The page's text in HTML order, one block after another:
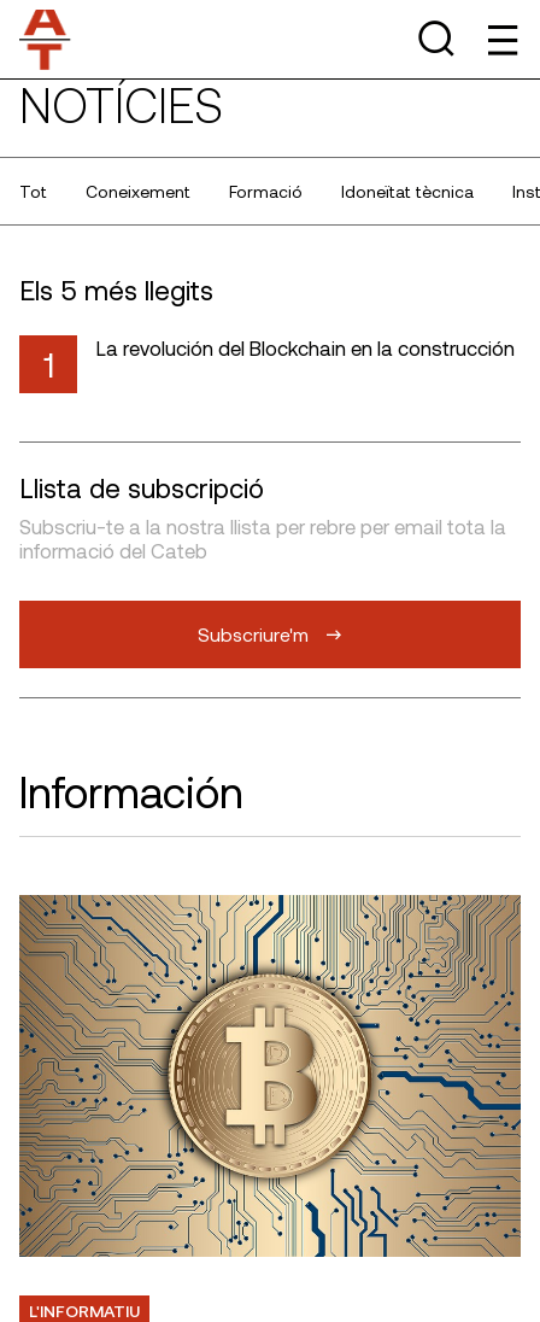
NOTÍCIES
Tot Coneixement Formació Idoneïtat tècnica
Els 5 més llegits
1 La revolución del Blockchain en la construcción
Llista de subscripció
Subscriu-te a la nostra llista per rebre per email tota la
informació del Cateb
Subscriure'm
Información
L'INFORMATIU